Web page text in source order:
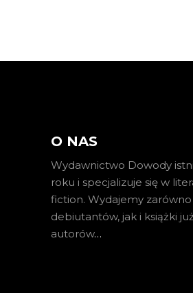
O NAS
Wydawnictwo Dowody
roku i specjalizuje się w
fiction. Wydajemy zarówno
debiutantów, jak i książki
autorów…